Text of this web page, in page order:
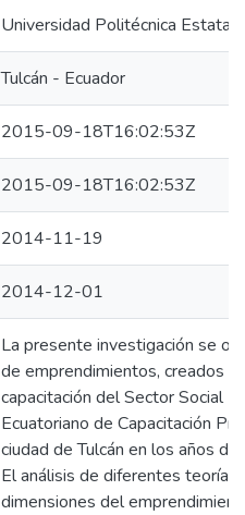
Universidad Politécnica Estatal
Tulcán - Ecuador
2015-09-18T16:02:53Z
2015-09-18T16:02:53Z
2014-11-19
2014-12-01
La presente investigación se
de emprendimientos, creados
capacitación del Sector Social
Ecuatoriano de Capacitación
ciudad de Tulcán en los años
El análisis de diferentes
dimensiones del